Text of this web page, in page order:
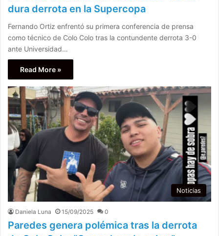
dura derrota en la Supercopa
Fernando Ortiz enfrentó su primera conferencia de prensa
como técnico de Colo Colo tras la contundente derrota 3-0
ante Universidad…
Read More »
Noticias
Daniela Luna 15/09/2025 0
Paredes genera polémica tras la derrota